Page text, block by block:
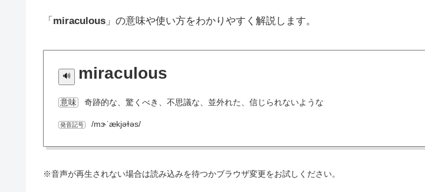
「 miraculous 」の意味や使い方をわかりやすく解説します。
miraculous
意味 奇跡的な、驚くべき、不思議な、並外れた、信じられないような
発音記号 /mɝˈækjəɫəs/
※音声が再生されない場合は読み込みを待つかブラウザ変更をお試しください。